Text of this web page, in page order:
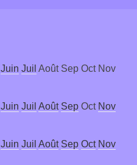
Juin Juil Août Sep Oct Nov
Juin Juil Août Sep Oct Nov
Juin Juil Août Sep Oct Nov